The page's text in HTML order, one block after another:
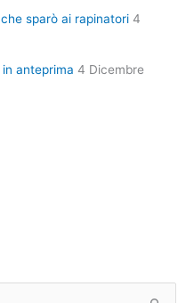
sparò ai rapinatori 4
anteprima 4 Dicembre